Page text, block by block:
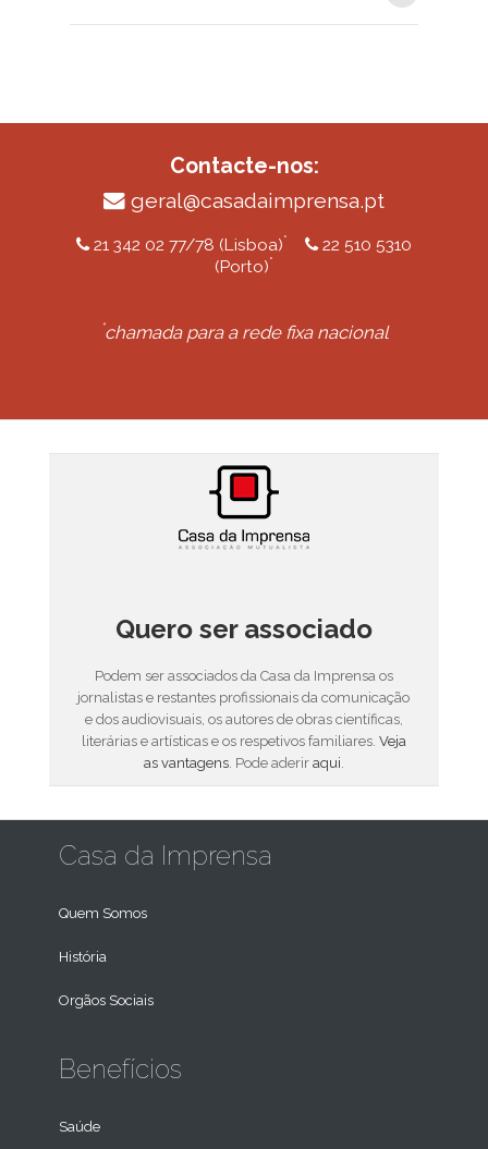
Contacte-nos:
geral@casadaimprensa.pt
21 342 02 77/78 (Lisboa)*
22 510 5310
(Porto)*
*chamada para a rede fixa nacional
Quero ser associado
Podem ser associados da Casa da Imprensa os
jornalistas e restantes profissionais da comunicação
e dos audiovisuais, os autores de obras científicas,
literárias e artísticas e os respetivos familiares. Veja
as vantagens. Pode aderir aqui.
Casa da Imprensa
Quem Somos
História
Orgãos Sociais
Benefícios
Saúde